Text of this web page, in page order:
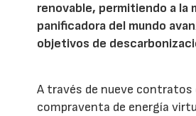
renovable, permitiendo a la
panificadora del mundo
objetivos de
A través de nueve contratos
compraventa de energía